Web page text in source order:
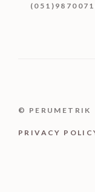
© PERUMETRIK
PRIVACY